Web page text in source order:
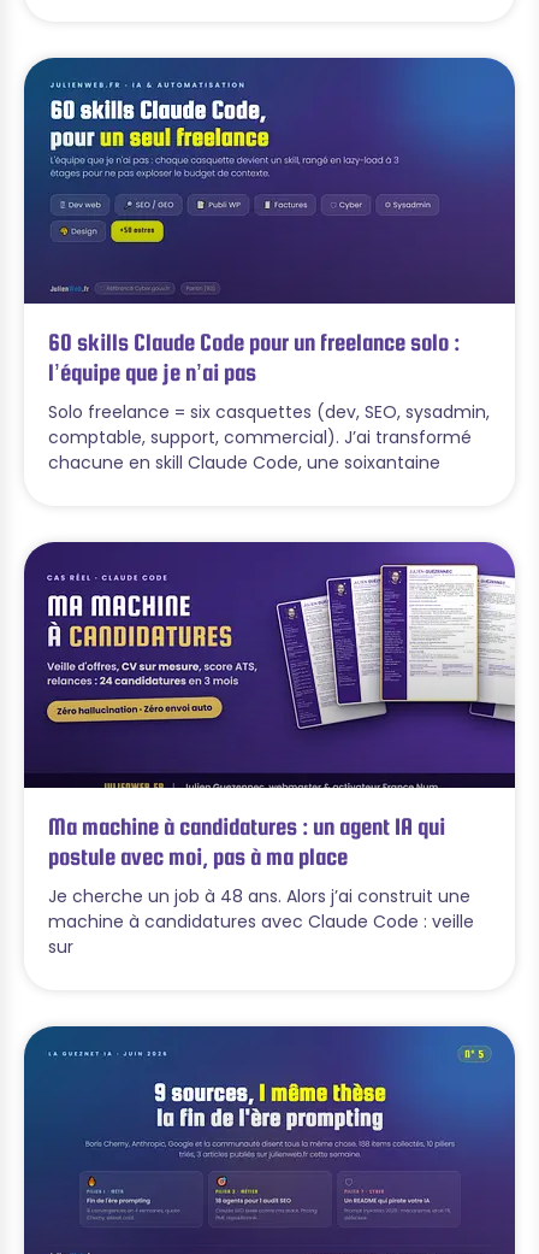
60 skills Claude Code pour un freelance solo :
l’équipe que je n’ai pas
Solo freelance = six casquettes (dev, SEO, sysadmin,
comptable, support, commercial). J’ai transformé
chacune en skill Claude Code, une soixantaine
Ma machine à candidatures : un agent IA qui
postule avec moi, pas à ma place
Je cherche un job à 48 ans. Alors j’ai construit une
machine à candidatures avec Claude Code : veille
sur